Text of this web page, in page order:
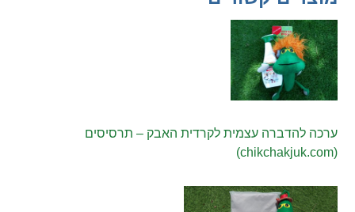
ערכה להדברה עצמית לקרדית האבק – תרסיסים
(chikchakjuk.com)